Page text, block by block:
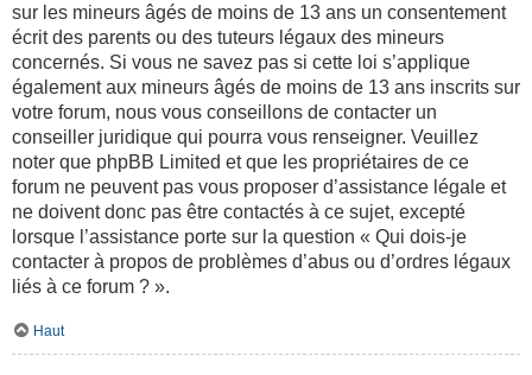
sur les mineurs âgés de moins de 13 ans un consentement
écrit des parents ou des tuteurs légaux des mineurs
concernés. Si vous ne savez pas si cette loi s’applique
également aux mineurs âgés de moins de 13 ans inscrits sur
votre forum, nous vous conseillons de contacter un
conseiller juridique qui pourra vous renseigner. Veuillez
noter que phpBB Limited et que les propriétaires de ce
forum ne peuvent pas vous proposer d’assistance légale et
ne doivent donc pas être contactés à ce sujet, excepté
lorsque l’assistance porte sur la question « Qui dois-je
contacter à propos de problèmes d’abus ou d’ordres légaux
liés à ce forum ? ».
Haut